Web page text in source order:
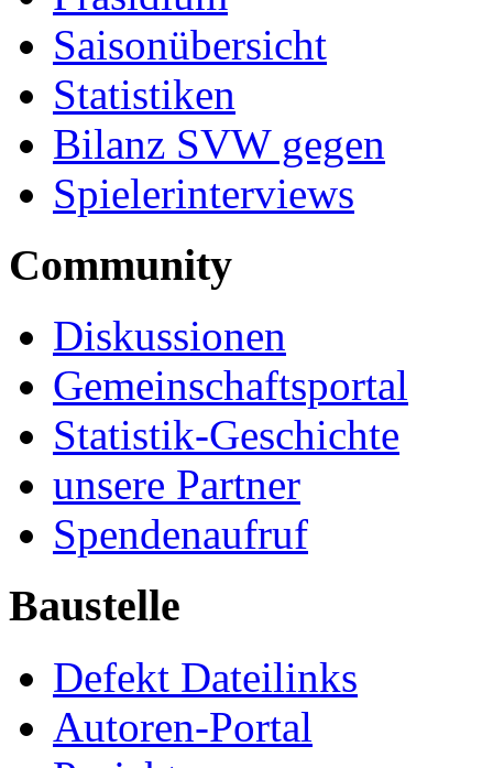
Saisonübersicht
Statistiken
Bilanz SVW gegen
Spielerinterviews
Community
Diskussionen
Gemeinschaftsportal
Statistik-Geschichte
unsere Partner
Spendenaufruf
Baustelle
Defekt Dateilinks
Autoren-Portal